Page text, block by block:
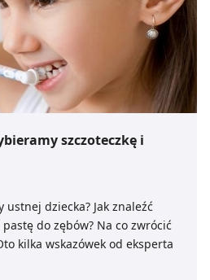
szczoteczkę i
ustnej dziecka? Jak znaleźć
do zębów? Na co zwrócić
kilka wskazówek od eksperta